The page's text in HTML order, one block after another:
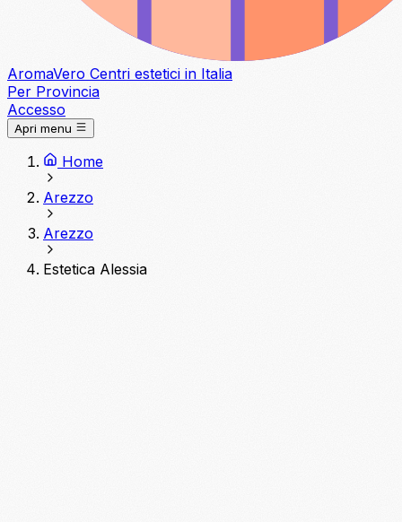
AromaVero Centri estetici in Italia
Per Provincia
Accesso
Apri menu
Home
Arezzo
Arezzo
Estetica Alessia